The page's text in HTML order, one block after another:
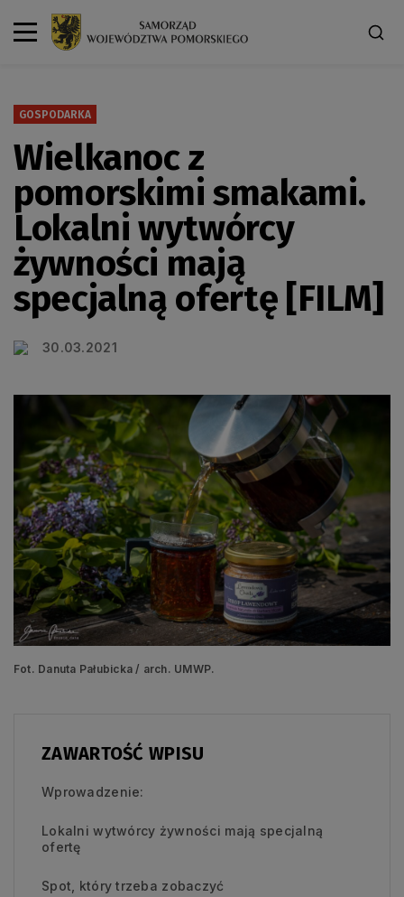
GOSPODARKA
Wielkanoc z
pomorskimi smakami.
Lokalni wytwórcy
żywności mają
specjalną ofertę [FILM]
30.03.2021
Fot. Danuta Pałubicka / arch. UMWP.
ZAWARTOŚĆ WPISU
Wprowadzenie:
Lokalni wytwórcy żywności mają specjalną
ofertę
Spot, który trzeba zobaczyć